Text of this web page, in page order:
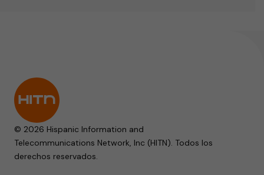
© 2026 Hispanic Information and
Telecommunications Network, Inc (HITN). Todos los
derechos reservados.